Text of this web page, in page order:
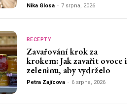
Nika Glosa - 7 srpna, 2026
RECEPTY
Zavařování krok za
krokem: Jak zavařit ovoce i
zeleninu, aby vydrželo
Petra Zajícova - 6 srpna, 2026